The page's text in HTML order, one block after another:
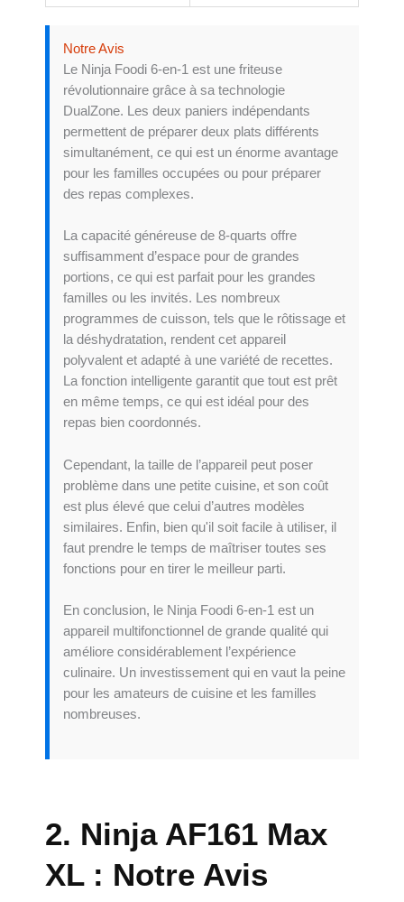
Notre Avis
Le Ninja Foodi 6-en-1 est une friteuse
révolutionnaire grâce à sa technologie
DualZone. Les deux paniers indépendants
permettent de préparer deux plats différents
simultanément, ce qui est un énorme avantage
pour les familles occupées ou pour préparer
des repas complexes.
La capacité généreuse de 8-quarts offre
suffisamment d’espace pour de grandes
portions, ce qui est parfait pour les grandes
familles ou les invités. Les nombreux
programmes de cuisson, tels que le rôtissage et
la déshydratation, rendent cet appareil
polyvalent et adapté à une variété de recettes.
La fonction intelligente garantit que tout est prêt
en même temps, ce qui est idéal pour des
repas bien coordonnés.
Cependant, la taille de l’appareil peut poser
problème dans une petite cuisine, et son coût
est plus élevé que celui d’autres modèles
similaires. Enfin, bien qu'il soit facile à utiliser, il
faut prendre le temps de maîtriser toutes ses
fonctions pour en tirer le meilleur parti.
En conclusion, le Ninja Foodi 6-en-1 est un
appareil multifonctionnel de grande qualité qui
améliore considérablement l’expérience
culinaire. Un investissement qui en vaut la peine
pour les amateurs de cuisine et les familles
nombreuses.
2. Ninja AF161 Max
XL : Notre Avis